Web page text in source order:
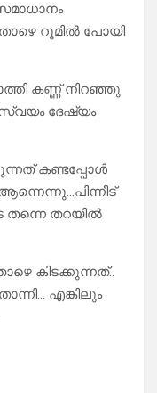
താഴെ റൂമിൽ പോയി
കണ്ണ് നിറഞ്ഞു
ദേഷ്യം
കണ്ടപ്പോൾ
തറയിൽ
കിടക്കുന്നത്..
എങ്കിലും